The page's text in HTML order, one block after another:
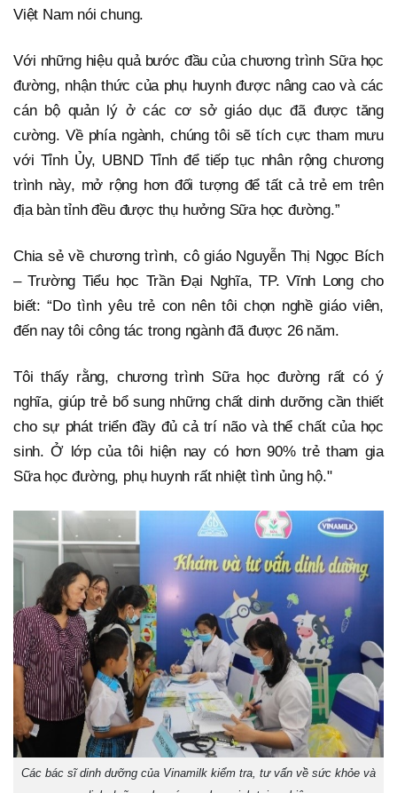
Việt Nam nói chung.
Với những hiệu quả bước đầu của chương trình Sữa học
đường, nhận thức của phụ huynh được nâng cao và các
cán bộ quản lý ở các cơ sở giáo dục đã được tăng
cường. Về phía ngành, chúng tôi sẽ tích cực tham mưu
với Tỉnh Ủy, UBND Tỉnh để tiếp tục nhân rộng chương
trình này, mở rộng hơn đối tượng để tất cả trẻ em trên
địa bàn tỉnh đều được thụ hưởng Sữa học đường.”
Chia sẻ về chương trình, cô giáo Nguyễn Thị Ngọc Bích
– Trường Tiểu học Trần Đại Nghĩa, TP. Vĩnh Long cho
biết: “Do tình yêu trẻ con nên tôi chọn nghề giáo viên,
đến nay tôi công tác trong ngành đã được 26 năm.
Tôi thấy rằng, chương trình Sữa học đường rất có ý
nghĩa, giúp trẻ bổ sung những chất dinh dưỡng cần thiết
cho sự phát triển đầy đủ cả trí não và thể chất của học
sinh. Ở lớp của tôi hiện nay có hơn 90% trẻ tham gia
Sữa học đường, phụ huynh rất nhiệt tình ủng hộ."
Các bác sĩ dinh dưỡng của Vinamilk kiểm tra, tư vấn về sức khỏe và